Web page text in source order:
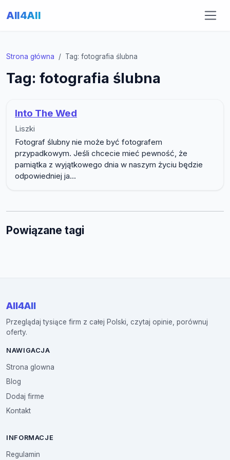
All4All
Strona główna Tag: fotografia ślubna
Tag: fotografia ślubna
Into The Wed
Liszki
Fotograf ślubny nie może być fotografem
przypadkowym. Jeśli chcecie mieć pewność, że
pamiątka z wyjątkowego dnia w naszym życiu będzie
odpowiedniej ja...
Powiązane tagi
All4All
Przeglądaj tysiące firm z całej Polski, czytaj opinie, porównuj
oferty.
NAWIGACJA
Strona glowna
Blog
Dodaj firme
Kontakt
INFORMACJE
Regulamin